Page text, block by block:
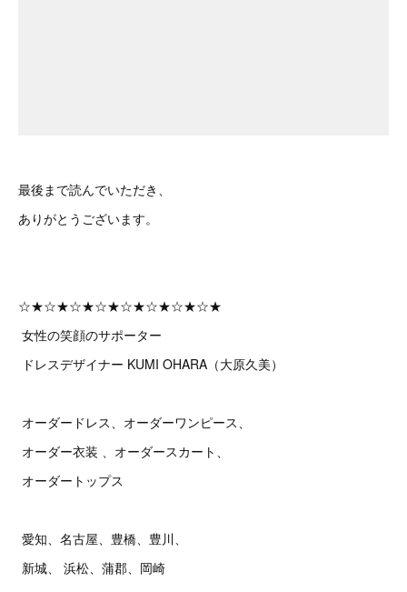
最後まで読んでいただき、
ありがとうございます。
☆★☆★☆★☆★☆★☆★☆★☆★
女性の笑顔のサポーター
ドレスデザイナー KUMI OHARA（大原久美）
オーダードレス、オーダーワンピース、
オーダー衣装 、オーダースカート、
オーダートップス
愛知、名古屋、豊橋、豊川、
新城、 浜松、蒲郡、岡崎